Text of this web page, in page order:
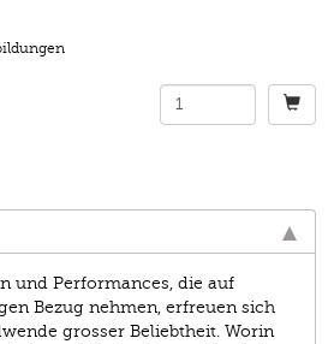
und Performances, die auf
Bezug nehmen, erfreuen sich
grosser Beliebtheit. Worin